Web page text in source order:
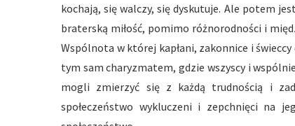
kochają, się walczy, się dyskutuje. Ale potem
braterską miłość, pomimo różnorodności i
Wspólnota w której kapłani, zakonnice i
tym sam charyzmatem, gdzie wszyscy i
mogli zmierzyć się z każdą trudnością i
społeczeństwo wykluczeni i zepchnięci na